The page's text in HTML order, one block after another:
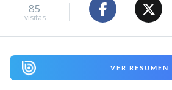
85
visitas
VER RESUMEN